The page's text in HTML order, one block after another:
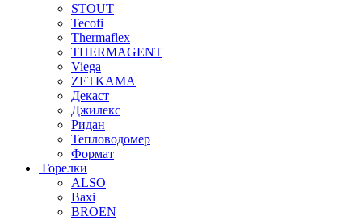
STOUT
Tecofi
Thermaflex
THERMAGENT
Viega
ZETKAMA
Декаст
Джилекс
Ридан
Тепловодомер
Формат
Горелки
ALSO
Baxi
BROEN